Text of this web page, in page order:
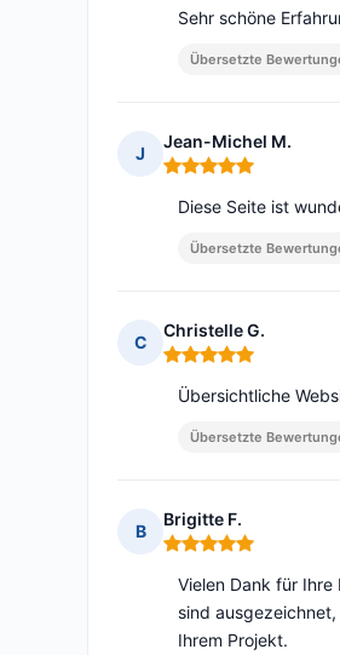
Sehr schöne
Übersetzte
J
Jean-Michel M.
Hinweis: 5 von 5
Diese Seite ist
Übersetzte
C
Christelle G.
Hinweis: 5 von 5
Übersichtliche
Übersetzte
B
Brigitte F.
Hinweis: 5 von 5
Vielen Dank für
sind
Ihrem Projekt.